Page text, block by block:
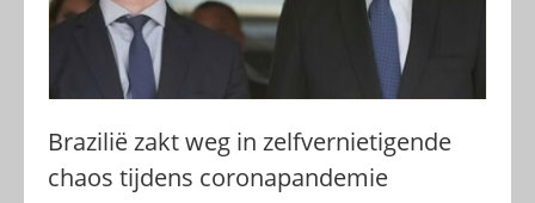
Brazilië zakt weg in zelfvernietigende
chaos tijdens coronapandemie